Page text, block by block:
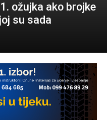
ožujka ako brojke
su sada